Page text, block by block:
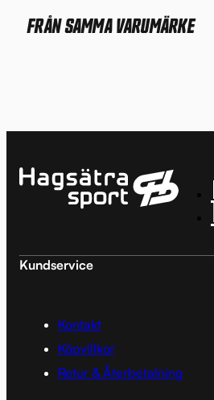
FRÅN SAMMA VARUMÄRKE
Kundservice
Kontakt
Köpvillkor
Retur & Återbetalning